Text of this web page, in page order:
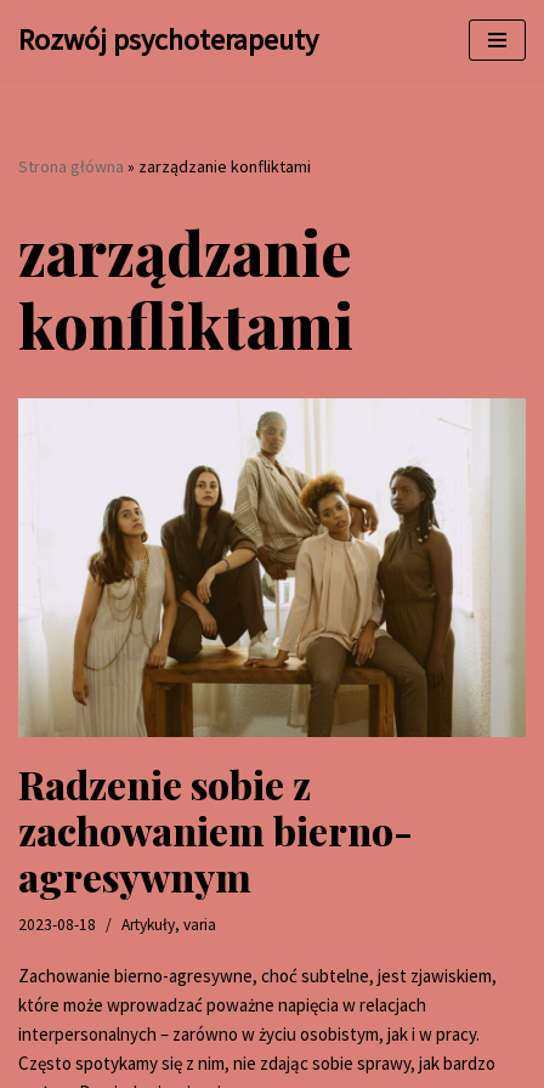
Rozwój psychoterapeuty
Strona główna » zarządzanie konfliktami
zarządzanie
konfliktami
Radzenie sobie z
zachowaniem bierno-
agresywnym
2023-08-18 Artykuły, varia
Zachowanie bierno-agresywne, choć subtelne, jest zjawiskiem,
które może wprowadzać poważne napięcia w relacjach
interpersonalnych – zarówno w życiu osobistym, jak i w pracy.
Często spotykamy się z nim, nie zdając sobie sprawy, jak bardzo